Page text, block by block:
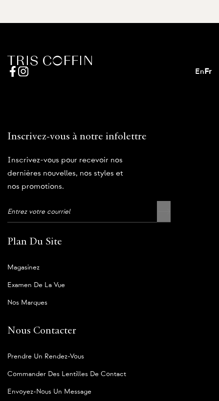
En Fr
Inscrivez-vous à notre infolettre
Inscrivez-vous pour recevoir nos
dernières nouvelles, nos styles et
nos promotions.
Plan Du Site
Magasinez
Examen De La Vue
Nos Marques
Nous Contacter
Prendre Un Rendez-Vous
Commander Des Lentilles De Contact
Envoyez-Nous Un Message